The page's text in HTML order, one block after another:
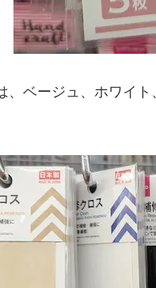
、ベージュ、ホワイ